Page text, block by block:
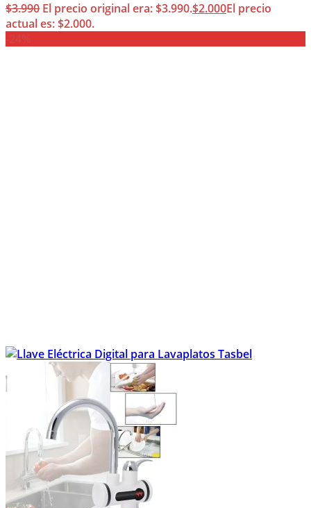
$3.990 El precio original era: $3.990.$2.000El precio
actual es: $2.000.